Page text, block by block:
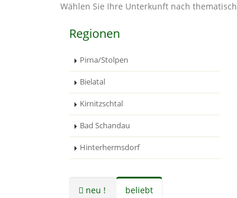
Wählen Sie Ihre Unterkunft nach
Regionen
Pirna/Stolpen
Bielatal
Kirnitzschtal
Bad Schandau
Hinterhermsdorf
neu ! beliebt